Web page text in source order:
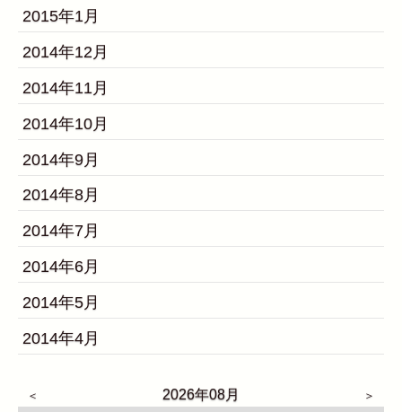
2015年1月
2014年12月
2014年11月
2014年10月
2014年9月
2014年8月
2014年7月
2014年6月
2014年5月
2014年4月
2026年08月